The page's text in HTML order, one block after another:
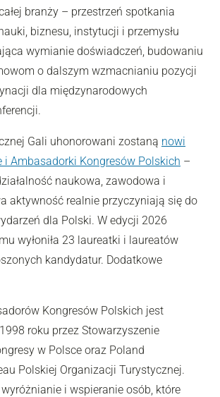
branży – przestrzeń spotkania
biznesu, instytucji i przemysłu
wymianie doświadczeń, budowaniu
o dalszym wzmacnianiu pozycji
dla międzynarodowych
Gali uhonorowani zostaną nowi
i Ambasadorki Kongresów Polskich –
naukowa, zawodowa i
aktywność realnie przyczyniają się do
dla Polski. W edycji 2026
wyłoniła 23 laureatki i laureatów
kandydatur. Dodatkowe
Kongresów Polskich jest
roku przez Stowarzyszenie
w Polsce oraz Poland
Polskiej Organizacji Turystycznej.
i wspieranie osób, które